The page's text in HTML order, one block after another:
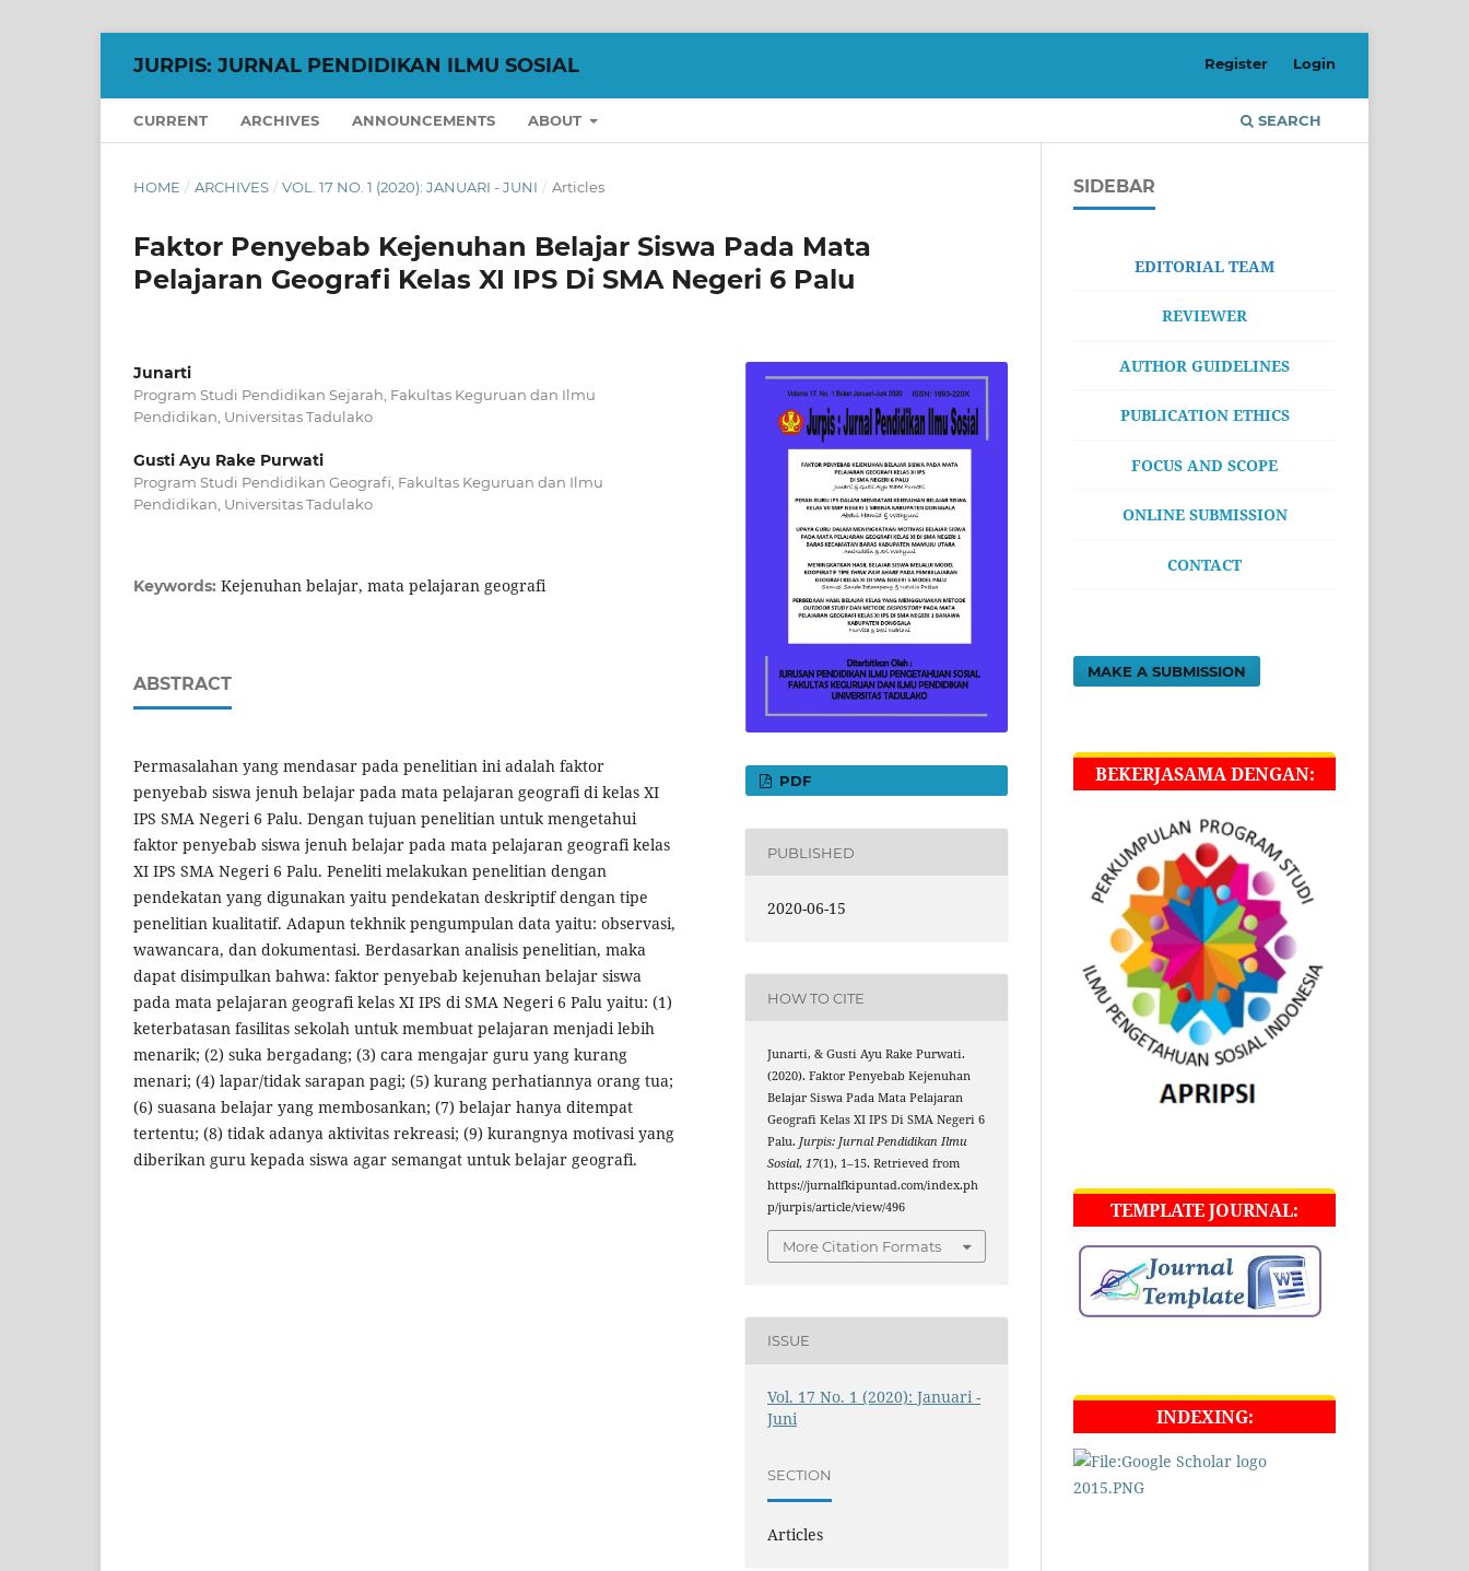
JURPIS: JURNAL PENDIDIKAN ILMU SOSIAL
CURRENT ARCHIVES ANNOUNCEMENTS ABOUT SEARCH
Register Login
HOME / ARCHIVES / VOL. 17 NO. 1 (2020): JANUARI - JUNI / Articles
Faktor Penyebab Kejenuhan Belajar Siswa Pada Mata
Pelajaran Geografi Kelas XI IPS Di SMA Negeri 6 Palu
Junarti
Program Studi Pendidikan Sejarah, Fakultas Keguruan dan Ilmu
Pendidikan, Universitas Tadulako
Gusti Ayu Rake Purwati
Program Studi Pendidikan Geografi, Fakultas Keguruan dan Ilmu
Pendidikan, Universitas Tadulako
Keywords: Kejenuhan belajar, mata pelajaran geografi
ABSTRACT
Permasalahan yang mendasar pada penelitian ini adalah faktor
penyebab siswa jenuh belajar pada mata pelajaran geografi di kelas XI
IPS SMA Negeri 6 Palu. Dengan tujuan penelitian untuk mengetahui
faktor penyebab siswa jenuh belajar pada mata pelajaran geografi kelas
XI IPS SMA Negeri 6 Palu. Peneliti melakukan penelitian dengan
pendekatan yang digunakan yaitu pendekatan deskriptif dengan tipe
penelitian kualitatif. Adapun tekhnik pengumpulan data yaitu: observasi,
wawancara, dan dokumentasi. Berdasarkan analisis penelitian, maka
dapat disimpulkan bahwa: faktor penyebab kejenuhan belajar siswa
pada mata pelajaran geografi kelas XI IPS di SMA Negeri 6 Palu yaitu: (1)
keterbatasan fasilitas sekolah untuk membuat pelajaran menjadi lebih
menarik; (2) suka bergadang; (3) cara mengajar guru yang kurang
menari; (4) lapar/tidak sarapan pagi; (5) kurang perhatiannya orang tua;
(6) suasana belajar yang membosankan; (7) belajar hanya ditempat
tertentu; (8) tidak adanya aktivitas rekreasi; (9) kurangnya motivasi yang
diberikan guru kepada siswa agar semangat untuk belajar geografi.
PDF
PUBLISHED
2020-06-15
HOW TO CITE
Junarti, & Gusti Ayu Rake Purwati.
(2020). Faktor Penyebab Kejenuhan
Belajar Siswa Pada Mata Pelajaran
Geografi Kelas XI IPS Di SMA Negeri 6
Palu.Jurpis: Jurnal Pendidikan Ilmu
Sosial,17(1), 1–15. Retrieved from
https://jurnalfkipuntad.com/index.ph
p/jurpis/article/view/496
More Citation Formats
ISSUE
Vol. 17 No. 1 (2020): Januari -
Juni
SECTION
Articles
SIDEBAR
EDITORIAL TEAM
REVIEWER
AUTHOR GUIDELINES
PUBLICATION ETHICS
FOCUS AND SCOPE
ONLINE SUBMISSION
CONTACT
MAKE A SUBMISSION
BEKERJASAMA DENGAN:
TEMPLATE JOURNAL:
INDEXING: